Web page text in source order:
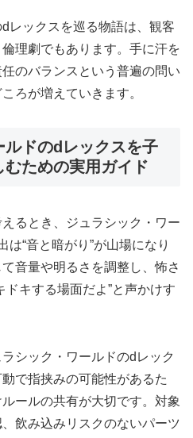
レックスを巡る物語は、観客
理劇でもあります。手に汗を
のバランスという普遍の問い
ろが増えていきます。
ルドのdレックスを子
むための実用ガイド
るとき、ジュラシック・ワー
“音と暗がり”が山場になり
音量や明るさを調整し、怖さ
ドキする場面だよ”と声かけす
シック・ワールドのdレック
で指挟みの可能性があるた
ールの共有が大切です。対象
飲み込みリスクのないパーツ